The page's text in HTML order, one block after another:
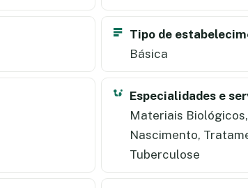
Tipo de
Básica
Especialidades e
Materiais
Nascimento,
Tuberculose